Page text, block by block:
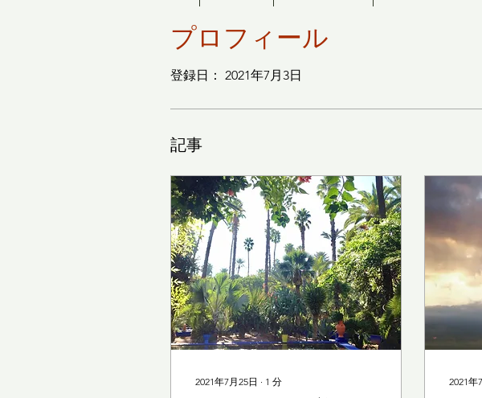
プロフィール
登録日： 2021年7月3日
記事
2021年7月25日 ∙ 1 分 2021年